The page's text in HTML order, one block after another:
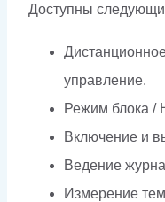
Доступны
управление.
Режим блока /
Включение и
Ведение
Измерение